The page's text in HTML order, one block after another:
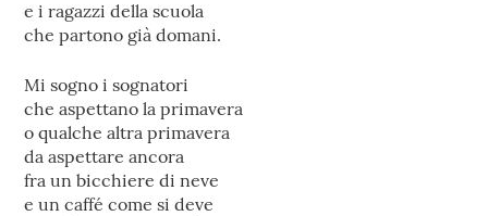
e i ragazzi della scuola
che partono già domani.
Mi sogno i sognatori
che aspettano la primavera
o qualche altra primavera
da aspettare ancora
fra un bicchiere di neve
e un caffé come si deve